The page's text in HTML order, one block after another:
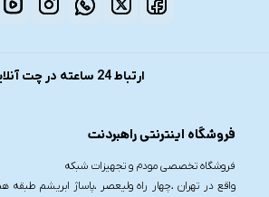
ارتباط 24 ساعته در چت آنلاین
فروشگاه اینترنتی راهبردنت
فروشگاه تخصصی مودم و تجهیزات شبکه